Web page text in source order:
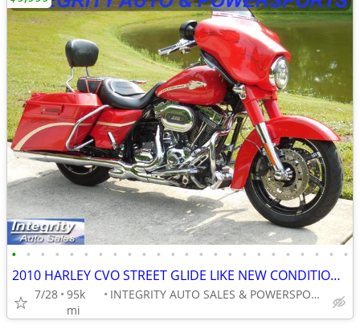
• • • • • • • • • • • • • • • • • • • • • • • •
2010 HARLEY CVO STREET GLIDE LIKE NEW CONDITION NO BS DEALER FEES HERE
7/28 95k
mi
INTEGRITY AUTO SALES & POWERSPORTS